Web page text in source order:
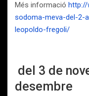
Més informació http://
sodoma-meva-del-2-
leopoldo-fregoli/
del 3 de
desembre